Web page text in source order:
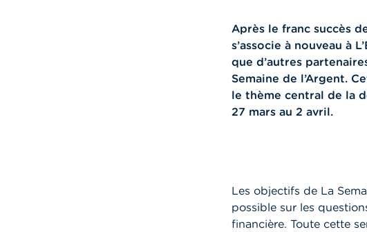
Après le franc succès
s’associe à nouveau à
que d’autres
Semaine de l’Argent.
le thème central de la
27 mars au 2 avril.
Les objectifs de La
possible sur les
financière. Toute cette